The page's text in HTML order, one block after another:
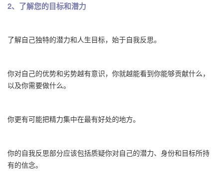
2、了解您的目标和潜力
了解自己独特的潜力和人生目标，始于自我反思。
你对自己的优势和劣势越有意识，你就越能看到你能够贡献什么，
以及你需要做什么。
你更有可能把精力集中在最有好处的地方。
你的自我反思部分应该包括质疑你对自己的潜力、身份和目标所持
有的信念。